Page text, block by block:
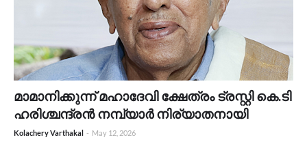
മാമാനിക്കുന്ന് മഹാദേവി ക്ഷേത്രം ട്രസ്റ്റി കെ.ടി
ഹരിശ്ചന്ദ്രൻ നമ്പ്യാർ നിര്യാതനായി
Kolachery Varthakal - May 12, 2026